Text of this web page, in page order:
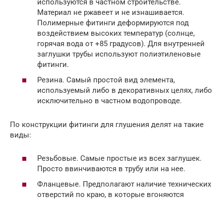
используются в частном строительстве.
Материал не ржавеет и не изнашивается.
Полимерные фитинги деформируются под
воздействием высоких температур (солнце,
горячая вода от +85 градусов). Для внутренней
заглушки трубы используют полиэтиленовые
фитинги.
Резина. Самый простой вид элемента,
используемый либо в декоративных целях, либо
исключительно в частном водопроводе.
По конструкции фитинги для глушения делят на такие
виды:
Резьбовые. Самые простые из всех заглушек.
Просто ввинчиваются в трубу или на нее.
Фланцевые. Предполагают наличие технических
отверстий по краю, в которые вгоняются